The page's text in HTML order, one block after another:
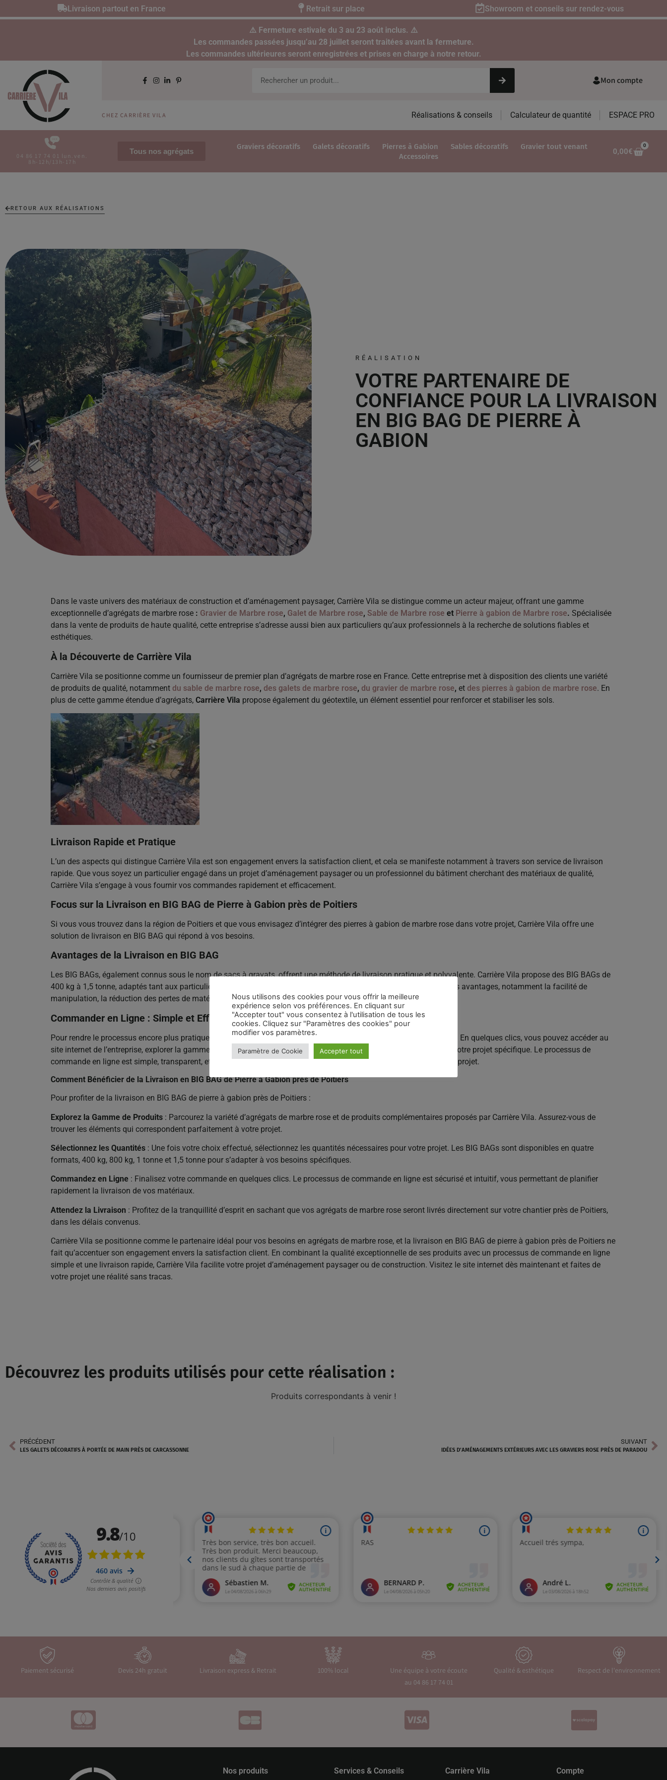
Livraison partout en France Retrait sur place Showroom et conseils sur rendez-vous
⚠️ Fermeture estivale du 3 au 23 août inclus. ⚠️
Les commandes passées jusqu’au 28 juillet seront traitées avant la fermeture.
Les commandes ultérieures seront enregistrées et prises en charge à notre retour.
Mon compte
CHEZ CARRIÈRE VILA Réalisations & conseils Calculateur de quantité ESPACE PRO
04 86 17 74 01 lun.ven.
8h-12h/13h-17h
Tous nos agrégats
Graviers décoratifs Galets décoratifs Pierres à Gabion Sables décoratifs
Gravier tout venant
Accessoires
0,00€
0
RETOUR AUX RÉALISATIONS
RÉALISATION
VOTRE PARTENAIRE DE
CONFIANCE POUR LA LIVRAISON
EN BIG BAG DE PIERRE À
GABION
Dans le vaste univers des matériaux de construction et d’aménagement paysager, Carrière Vila se distingue comme un acteur majeur, offrant une gamme
exceptionnelle d’agrégats de marbre rose : Gravier de Marbre rose, Galet de Marbre rose, Sable de Marbre rose et Pierre à gabion de Marbre rose. Spécialisée
dans la vente de produits de haute qualité, cette entreprise s’adresse aussi bien aux particuliers qu’aux professionnels à la recherche de solutions fiables et
esthétiques.
À la Découverte de Carrière Vila
Carrière Vila se positionne comme un fournisseur de premier plan d’agrégats de marbre rose en France. Cette entreprise met à disposition des clients une variété
de produits de qualité, notamment du sable de marbre rose, des galets de marbre rose, du gravier de marbre rose, et des pierres à gabion de marbre rose. En
plus de cette gamme étendue d’agrégats, Carrière Vila propose également du géotextile, un élément essentiel pour renforcer et stabiliser les sols.
Livraison Rapide et Pratique
L’un des aspects qui distingue Carrière Vila est son engagement envers la satisfaction client, et cela se manifeste notamment à travers son service de livraison
rapide. Que vous soyez un particulier engagé dans un projet d’aménagement paysager ou un professionnel du bâtiment cherchant des matériaux de qualité,
Carrière Vila s’engage à vous fournir vos commandes rapidement et efficacement.
Focus sur la Livraison en BIG BAG de Pierre à Gabion près de Poitiers
Si vous vous trouvez dans la région de Poitiers et que vous envisagez d’intégrer des pierres à gabion de marbre rose dans votre projet, Carrière Vila offre une
solution de livraison en BIG BAG qui répond à vos besoins.
Avantages de la Livraison en BIG BAG
Les BIG BAGs, également connus sous le nom de sacs à gravats, offrent une méthode de livraison pratique et polyvalente. Carrière Vila propose des BIG BAGs de
400 kg à 1,5 tonne, adaptés tant aux particuliers qu’aux professionnels. Cette méthode de livraison présente plusieurs avantages, notamment la facilité de
manipulation, la réduction des pertes de matériaux, et une distribution plus précise sur le chantier.
Commander en Ligne : Simple et Efficace
Pour rendre le processus encore plus pratique, Carrière Vila permet à ses clients de passer leurs commandes en ligne. En quelques clics, vous pouvez accéder au
site internet de l’entreprise, explorer la gamme de produits disponible, et sélectionner les quantités nécessaires pour votre projet spécifique. Le processus de
commande en ligne est simple, transparent, et vous permet de gagner du temps tout en planifiant efficacement votre projet.
Comment Bénéficier de la Livraison en BIG BAG de Pierre à Gabion près de Poitiers
Pour profiter de la livraison en BIG BAG de pierre à gabion près de Poitiers :
Explorez la Gamme de Produits : Parcourez la variété d’agrégats de marbre rose et de produits complémentaires proposés par Carrière Vila. Assurez-vous de
trouver les éléments qui correspondent parfaitement à votre projet.
Sélectionnez les Quantités : Une fois votre choix effectué, sélectionnez les quantités nécessaires pour votre projet. Les BIG BAGs sont disponibles en quatre
formats, 400 kg, 800 kg, 1 tonne et 1,5 tonne pour s’adapter à vos besoins spécifiques.
Commandez en Ligne : Finalisez votre commande en quelques clics. Le processus de commande en ligne est sécurisé et intuitif, vous permettant de planifier
rapidement la livraison de vos matériaux.
Attendez la Livraison : Profitez de la tranquillité d’esprit en sachant que vos agrégats de marbre rose seront livrés directement sur votre chantier près de Poitiers,
dans les délais convenus.
Carrière Vila se positionne comme le partenaire idéal pour vos besoins en agrégats de marbre rose, et la livraison en BIG BAG de pierre à gabion près de Poitiers ne
fait qu’accentuer son engagement envers la satisfaction client. En combinant la qualité exceptionnelle de ses produits avec un processus de commande en ligne
simple et une livraison rapide, Carrière Vila facilite votre projet d’aménagement paysager ou de construction. Visitez le site internet dès maintenant et faites de
votre projet une réalité sans tracas.
Découvrez les produits utilisés pour cette réalisation :
Produits correspondants à venir !
PRÉCÉDENT
LES GALETS DÉCORATIFS À PORTÉE DE MAIN PRÈS DE CARCASSONNE
SUIVANT
IDÉES D’AMÉNAGEMENTS EXTÉRIEURS AVEC LES GRAVIERS ROSE PRÈS DE PARADOU
Paiement sécurisé Devis 24h gratuit Livraison express & Retrait 100% local
Une équipe à votre écoute
au 04 86 17 74 01
Qualité & esthétique Respect de l'environnement
Nos produits Services & Conseils Carrière Vila Compte
Nous utilisons des cookies pour vous offrir la meilleure
expérience selon vos préférences. En cliquant sur
"Accepter tout" vous consentez à l'utilisation de tous les
cookies. Cliquez sur "Paramètres des cookies" pour
modifier vos paramètres.
Paramètre de Cookie Accepter tout